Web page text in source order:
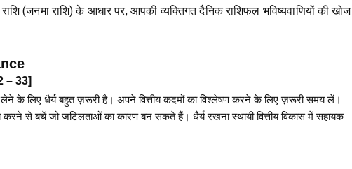
(जनमा राशि) के आधार पर, आपकी व्यक्तिगत दैनिक राशिफल भविष्यवाणियों की खोज
– 33]
लेने के लिए धैर्य बहुत ज़रूरी है। अपने वित्तीय कदमों का विश्लेषण करने के लिए ज़रूरी समय लें।
करने से बचें जो जटिलताओं का कारण बन सकते हैं। धैर्य रखना स्थायी वित्तीय विकास में सहायक